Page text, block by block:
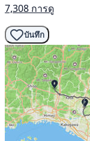
7,308 การดู
บันทึก